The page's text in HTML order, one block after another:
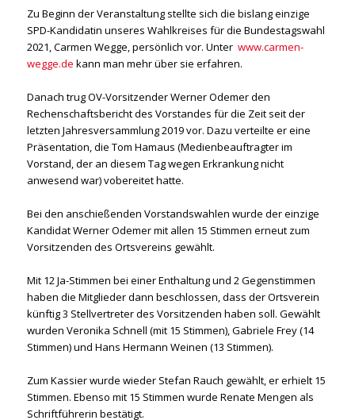
Zu Beginn der Veranstaltung stellte sich die bislang einzige
SPD-Kandidatin unseres Wahlkreises für die Bundestagswahl
2021, Carmen Wegge, persönlich vor. Unter www.carmen-
wegge.de kann man mehr über sie erfahren.
Danach trug OV-Vorsitzender Werner Odemer den
Rechenschaftsbericht des Vorstandes für die Zeit seit der
letzten Jahresversammlung 2019 vor. Dazu verteilte er eine
Präsentation, die Tom Hamaus (Medienbeauftragter im
Vorstand, der an diesem Tag wegen Erkrankung nicht
anwesend war) vobereitet hatte.
Bei den anschießenden Vorstandswahlen wurde der einzige
Kandidat Werner Odemer mit allen 15 Stimmen erneut zum
Vorsitzenden des Ortsvereins gewählt.
Mit 12 Ja-Stimmen bei einer Enthaltung und 2 Gegenstimmen
haben die Mitglieder dann beschlossen, dass der Ortsverein
künftig 3 Stellvertreter des Vorsitzenden haben soll. Gewählt
wurden Veronika Schnell (mit 15 Stimmen), Gabriele Frey (14
Stimmen) und Hans Hermann Weinen (13 Stimmen).
Zum Kassier wurde wieder Stefan Rauch gewählt, er erhielt 15
Stimmen. Ebenso mit 15 Stimmen wurde Renate Mengen als
Schriftführerin bestätigt.